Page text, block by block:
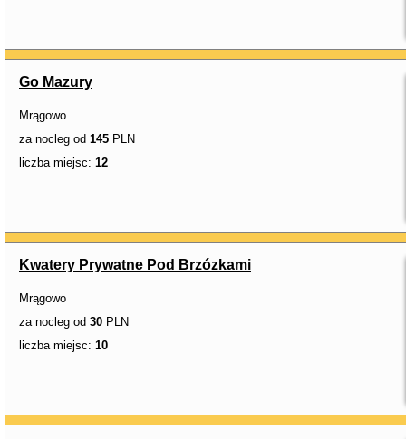
Go Mazury
Mrągowo
za nocleg od 145 PLN
liczba miejsc: 12
Kwatery Prywatne Pod Brzózkami
Mrągowo
za nocleg od 30 PLN
liczba miejsc: 10